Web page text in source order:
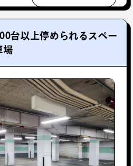
台以上停められるスペー
場